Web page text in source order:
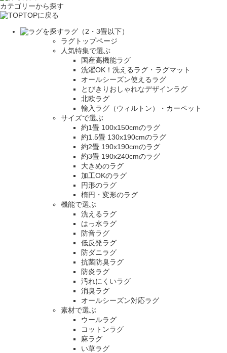
カテゴリーから探す
TOPに戻る
ラグ（2・3畳以下）
ラグトップページ
人気特集で選ぶ
国産高機能ラグ
洗濯OK！洗えるラグ・ラグマット
オールシーズン使えるラグ
とびきりおしゃれなデザインラグ
北欧ラグ
輸入ラグ（ウィルトン）・カーペット
サイズで選ぶ
約1畳 100x150cmのラグ
約1.5畳 130x190cmのラグ
約2畳 190x190cmのラグ
約3畳 190x240cmのラグ
大きめのラグ
加工OKのラグ
円形のラグ
楕円・変形のラグ
機能で選ぶ
洗えるラグ
はっ水ラグ
防音ラグ
低反発ラグ
防ダニラグ
抗菌防臭ラグ
防炎ラグ
汚れにくいラグ
消臭ラグ
オールシーズン対応ラグ
素材で選ぶ
ウールラグ
コットンラグ
麻ラグ
い草ラグ